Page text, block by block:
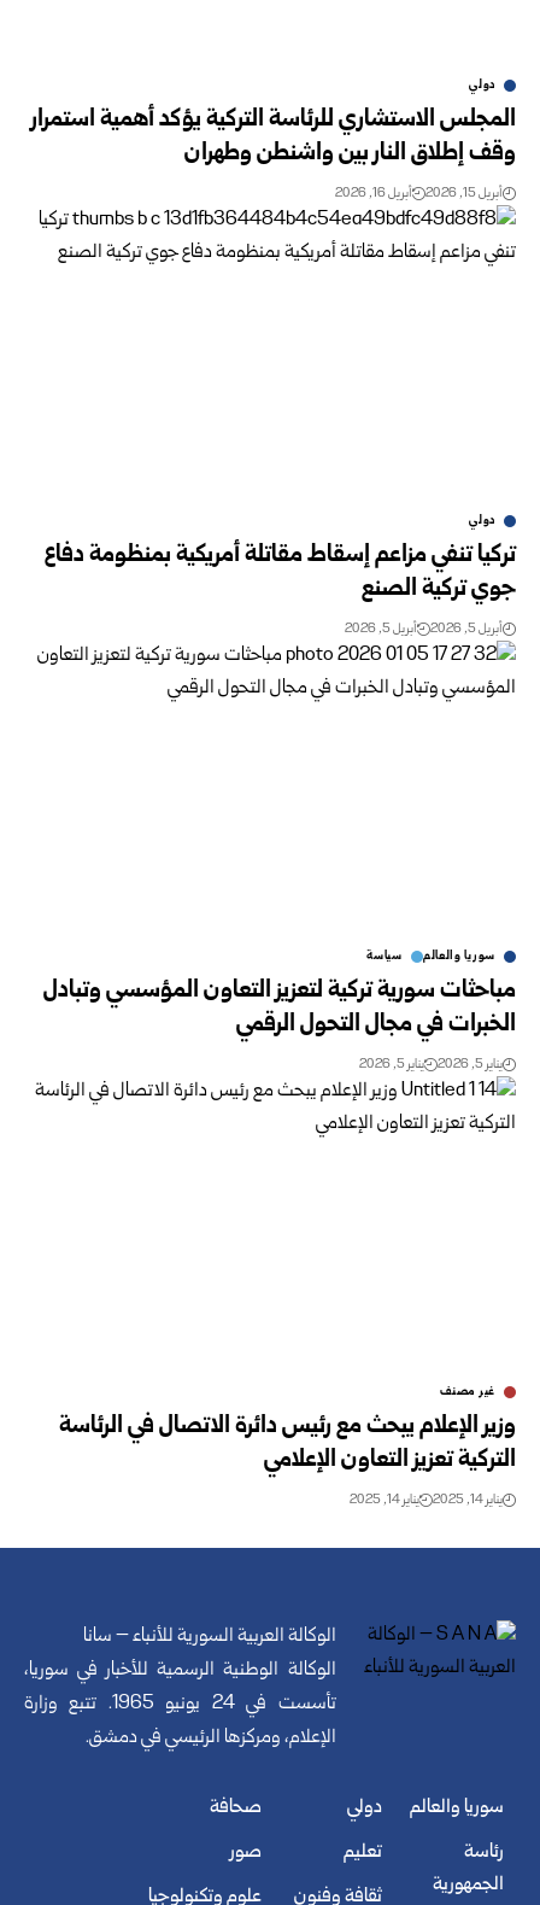
دولي
المجلس الاستشاري للرئاسة التركية يؤكد أهمية استمرار
وقف إطلاق النار بين واشنطن وطهران
أبريل 15, 2026 أبريل 16, 2026
دولي
تركيا تنفي مزاعم إسقاط مقاتلة أمريكية بمنظومة دفاع
جوي تركية الصنع
أبريل 5, 2026 أبريل 5, 2026
سوريا والعالم سياسة
مباحثات سورية تركية لتعزيز التعاون المؤسسي وتبادل
الخبرات في مجال التحول الرقمي
يناير 5, 2026 يناير 5, 2026
غير مصنف
وزير الإعلام يبحث مع رئيس دائرة الاتصال في الرئاسة
التركية تعزيز التعاون الإعلامي
يناير 14, 2025 يناير 14, 2025
الوكالة العربية السورية للأنباء – سانا
الوكالة الوطنية الرسمية للأخبار في سوريا،
تأسست في 24 يونيو 1965. تتبع وزارة
الإعلام، ومركزها الرئيسي في دمشق.
سوريا والعالم
رئاسة
الجمهورية
دولي
تعليم
ثقافة وفنون
صحافة
صور
علوم وتكنولوجيا